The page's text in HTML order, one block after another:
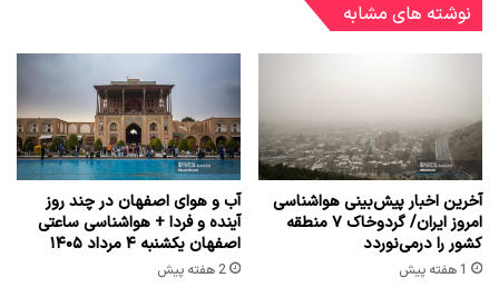
نوشته های مشابه
آخرین اخبار پیش‌بینی هواشناسی
امروز ایران/ گردوخاک ۷ منطقه
کشور را درمی‌نوردد
1 هفته پیش
آب و هوای اصفهان در چند روز
آینده و فردا + هواشناسی ساعتی
اصفهان یکشنبه ۴ مرداد ۱۴۰۵
2 هفته پیش